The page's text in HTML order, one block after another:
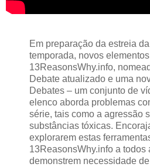
Em preparação da estreia
temporada, novos
13ReasonsWhy.info,
Debate atualizado e uma
Debates – um conjunto de
elenco aborda problemas
série, tais como a agressão
substâncias tóxicas.
explorarem estas
13ReasonsWhy.info a todos
demonstrem necessidade